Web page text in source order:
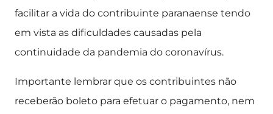
facilitar a vida do contribuinte paranaense tendo
em vista as dificuldades causadas pela
continuidade da pandemia do coronavírus.
Importante lembrar que os contribuintes não
receberão boleto para efetuar o pagamento, nem